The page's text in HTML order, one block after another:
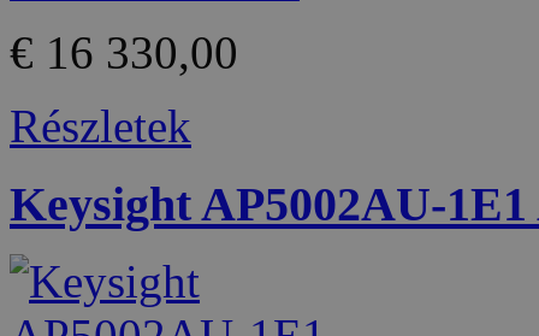
€ 16 330,00
Részletek
Keysight AP5002AU-